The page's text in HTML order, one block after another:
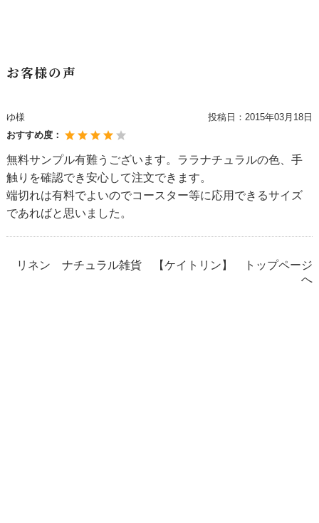
お客様の声
ゆ様 投稿日： 2015年03月18日
おすすめ度：
無料サンプル有難うございます。ララナチュラルの色、手
触りを確認でき安心して注文できます。
端切れは有料でよいのでコースター等に応用できるサイズ
であればと思いました。
リネン ナチュラル雑貨 【ケイトリン】 トップページ
へ